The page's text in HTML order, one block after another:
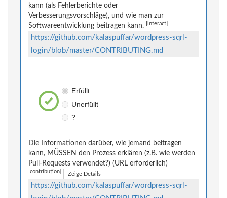
kann (als Fehlerberichte oder
Verbesserungsvorschläge), und wie man zur
Softwareentwicklung beitragen kann.
[interact]
https://github.com/kalaspuffar/wordpress-sqrl-
login/blob/master/CONTRIBUTING.md
Erfüllt
Unerfüllt
?
Die Informationen darüber, wie jemand beitragen
kann, MÜSSEN den Prozess erklären (z.B. wie werden
Pull-Requests verwendet?) (URL erforderlich)
[contribution] Zeige Details
https://github.com/kalaspuffar/wordpress-sqrl-